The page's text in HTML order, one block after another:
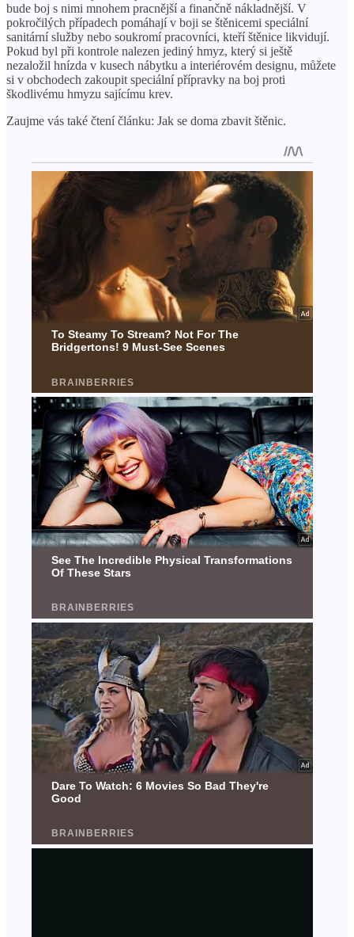
bude boj s nimi mnohem pracnější a finančně nákladnější. V
pokročilých případech pomáhají v boji se štěnicemi speciální
sanitární služby nebo soukromí pracovníci, kteří štěnice likvidují.
Pokud byl při kontrole nalezen jediný hmyz, který si ještě
nezaložil hnízda v kusech nábytku a interiérovém designu, můžete
si v obchodech zakoupit speciální přípravky na boj proti
škodlivému hmyzu sajícímu krev.
Zaujme vás také čtení článku: Jak se doma zbavit štěnic.